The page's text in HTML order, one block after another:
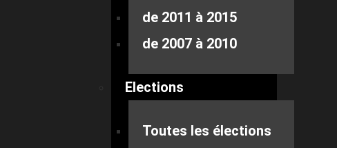
de 2011 à 2015
de 2007 à 2010
Elections
Toutes les élections